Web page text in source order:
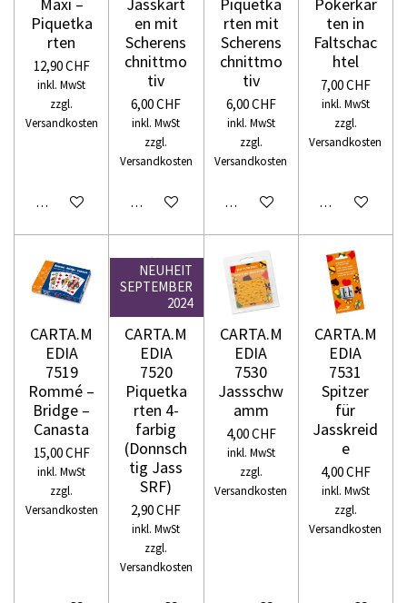
Maxi –
Piquetka
rten
12,90 CHF
inkl. MwSt
zzgl.
Versandkosten
In den Warenkorb
Jasskart
en mit
Scherens
chnittmo
tiv
6,00 CHF
inkl. MwSt
zzgl.
Versandkosten
In den Warenkorb
Piquetka
rten mit
Scherens
chnittmo
tiv
6,00 CHF
inkl. MwSt
zzgl.
Versandkosten
In den Warenkorb
Pokerkar
ten in
Faltschac
htel
7,00 CHF
inkl. MwSt
zzgl.
Versandkosten
In den
CARTA.M
EDIA
7519
Rommé –
Bridge –
Canasta
15,00 CHF
inkl. MwSt
zzgl.
Versandkosten
NEUHEIT
SEPTEMBER
2024
CARTA.M
EDIA
7520
Piquetka
rten 4-
farbig
(Donnsch
tig Jass
SRF)
2,90 CHF
inkl. MwSt
zzgl.
Versandkosten
CARTA.M
EDIA
7530
Jassschw
amm
4,00 CHF
inkl. MwSt
zzgl.
Versandkosten
CARTA.M
EDIA
7531
Spitzer
für
Jasskreid
e
4,00 CHF
inkl. MwSt
zzgl.
Versandkosten